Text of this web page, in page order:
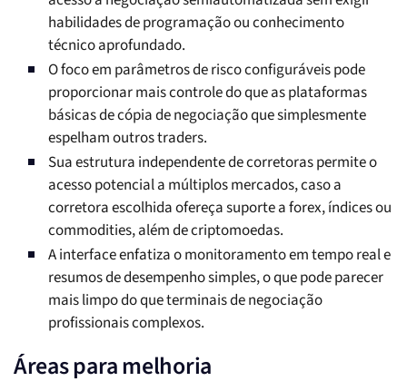
habilidades de programação ou conhecimento
técnico aprofundado.
O foco em parâmetros de risco configuráveis pode
proporcionar mais controle do que as plataformas
básicas de cópia de negociação que simplesmente
espelham outros traders.
Sua estrutura independente de corretoras permite o
acesso potencial a múltiplos mercados, caso a
corretora escolhida ofereça suporte a forex, índices ou
commodities, além de criptomoedas.
A interface enfatiza o monitoramento em tempo real e
resumos de desempenho simples, o que pode parecer
mais limpo do que terminais de negociação
profissionais complexos.
Áreas para melhoria